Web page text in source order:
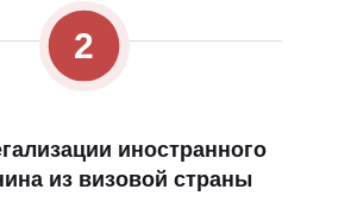
2
иностранного
из визовой страны